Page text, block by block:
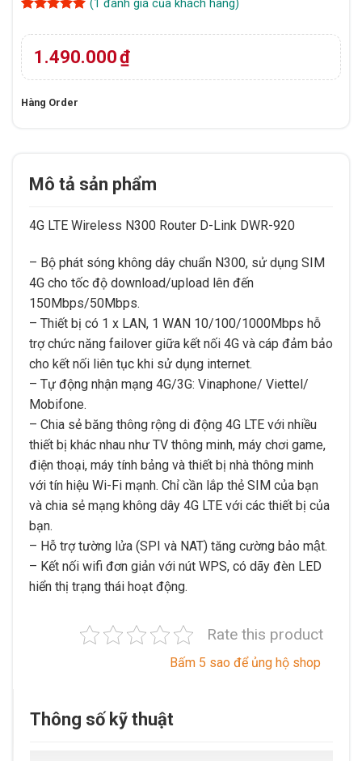
dựa trên
đánh giá
(1 đánh giá của khách hàng)
1.490.000₫
Hàng Order
Mô tả sản phẩm
4G LTE Wireless N300 Router D-Link DWR-920
– Bộ phát sóng không dây chuẩn N300, sử dụng SIM
4G cho tốc độ download/upload lên đến
150Mbps/50Mbps.
– Thiết bị có 1 x LAN, 1 WAN 10/100/1000Mbps hỗ
trợ chức năng failover giữa kết nối 4G và cáp đảm bảo
cho kết nối liên tục khi sử dụng internet.
– Tự động nhận mạng 4G/3G: Vinaphone/ Viettel/
Mobifone.
– Chia sẻ băng thông rộng di động 4G LTE với nhiều
thiết bị khác nhau như TV thông minh, máy chơi game,
điện thoại, máy tính bảng và thiết bị nhà thông minh
với tín hiệu Wi-Fi mạnh. Chỉ cần lắp thẻ SIM của bạn
và chia sẻ mạng không dây 4G LTE với các thiết bị của
bạn.
– Hỗ trợ tường lửa (SPI và NAT) tăng cường bảo mật.
– Kết nối wifi đơn giản với nút WPS, có dãy đèn LED
hiển thị trạng thái hoạt động.
Rate this product
Bấm 5 sao để ủng hộ shop
Thông số kỹ thuật